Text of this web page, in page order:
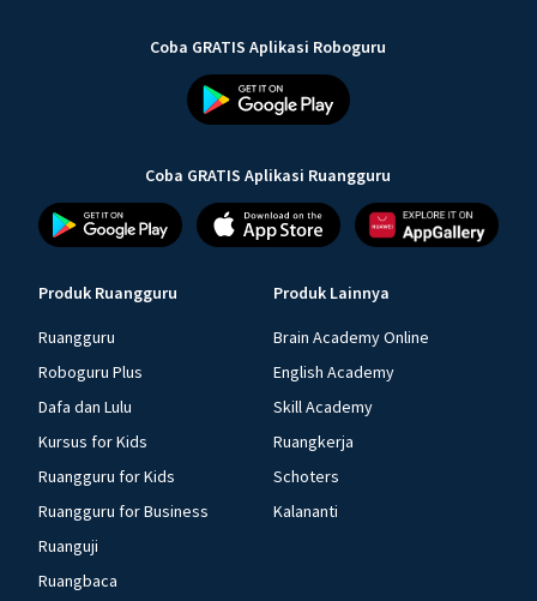
Coba GRATIS Aplikasi Roboguru
Coba GRATIS Aplikasi Ruangguru
Produk Ruangguru
Ruangguru
Roboguru Plus
Dafa dan Lulu
Kursus for Kids
Ruangguru for Kids
Ruangguru for Business
Ruanguji
Ruangbaca
Produk Lainnya
Brain Academy Online
English Academy
Skill Academy
Ruangkerja
Schoters
Kalananti